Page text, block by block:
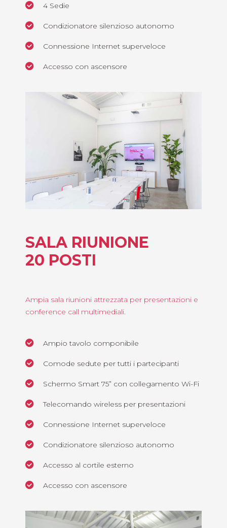
4 Sedie
Condizionatore silenzioso autonomo
Connessione Internet superveloce
Accesso con ascensore
SALA RIUNIONE
20 POSTI
Ampia sala riunioni attrezzata per presentazioni e
conference call multimediali.
Ampio tavolo componibile
Comode sedute per tutti i partecipanti
Schermo Smart 75” con collegamento Wi-Fi
Telecomando wireless per presentazioni
Connessione Internet superveloce
Condizionatore silenzioso autonomo
Accesso al cortile esterno
Accesso con ascensore